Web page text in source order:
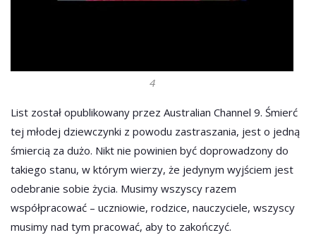
4
List został opublikowany przez Australian Channel 9. Śmierć
tej młodej dziewczynki z powodu zastraszania, jest o jedną
śmiercią za dużo. Nikt nie powinien być doprowadzony do
takiego stanu, w którym wierzy, że jedynym wyjściem jest
odebranie sobie życia. Musimy wszyscy razem
współpracować – uczniowie, rodzice, nauczyciele, wszyscy
musimy nad tym pracować, aby to zakończyć.